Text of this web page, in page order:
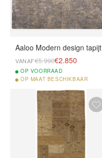
Aaloo Modern design tapijt
VANAF€5.990€2.850
OP VOORRAAD
OP MAAT BESCHIKBAAR